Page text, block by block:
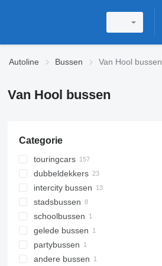
Autoline Bussen Van Hool bussen
Van Hool bussen
Categorie
touringcars
dubbeldekkers
intercity bussen
stadsbussen
schoolbussen
gelede bussen
partybussen
andere bussen